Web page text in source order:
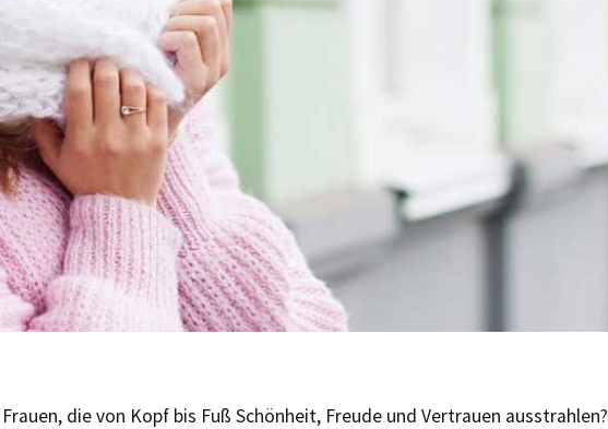
Frauen, die von Kopf bis Fuß Schönheit, Freude und Vertrauen ausstrahlen?